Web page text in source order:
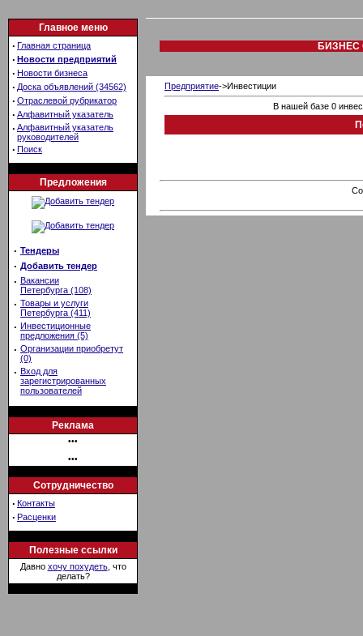
Главное меню
· Главная страница
· Новости предприятий
· Новости бизнеса
· Доска объявлений (34562)
· Отраслевой рубрикатор
· Алфавитный указатель
· Алфавитный указатель
руководителей
· Поиск
Предложения
· Тендеры
· Добавить тендер
· Вакансии
Петербурга (108)
· Товары и услуги
Петербурга (411)
· Инвестиционные
предложения (5)
· Организации приобретут
(0)
· Вход для
зарегистрированных
пользователей
Реклама
•••
•••
Сотрудничество
· Контакты
· Расценки
Полезные ссылки
Давно хочу похудеть, что
делать?
БИЗНЕС
Предприятие->Инвестиции
В нашей базе 0